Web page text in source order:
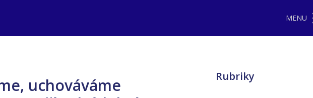
MENU
uchováváme
Rubriky